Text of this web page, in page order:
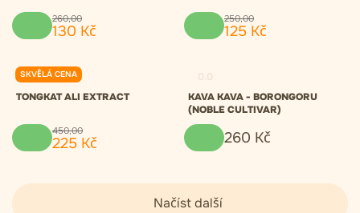
260,00
130 Kč
250,00
125 Kč
SKVĚLÁ CENA
0.0
TONGKAT ALI EXTRACT
450,00
225 Kč
KAVA KAVA - BORONGORU
(NOBLE CULTIVAR)
260 Kč
Načíst další